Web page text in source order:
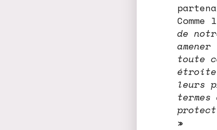
de
toute
étroite
leurs
»